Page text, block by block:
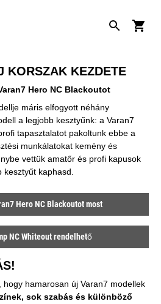
KORSZAK KEZDETE
Hero NC Blackoutot
máris elfogyott néhány
a legjobb kesztyűnk: a Varan7
tapasztalatot pakoltunk ebbe a
munkálatokat kemény és
vettük amatőr és profi kapusok
kaphasd.
Hero NC Blackoutot most
NC Whiteout rendelhető
hogy hamarosan új Varan7 modellek
sok szabás és különböző